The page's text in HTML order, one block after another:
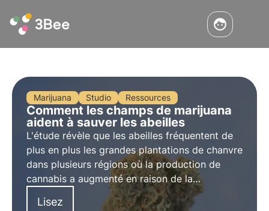
Marijuana Studio Ressources
Comment les champs de marijuana
aident à sauver les abeilles
L'étude révèle que les abeilles fréquentent de
plus en plus les grandes plantations de chanvre
dans plusieurs régions où la production de
cannabis a augmenté en raison de la
légalisation. Plus d'informations sur notre blog
Lisez